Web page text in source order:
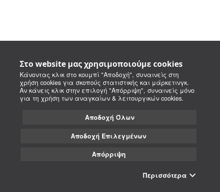
Στο website μας χρησιμοποιούμε cookies
Κάνοντας κλικ στο κουμπί "Αποδοχή", συναινείς στη
χρήση cookies για σκοπούς στατιστικής και μάρκετινγκ.
Αν κάνεις κλικ στην επιλογή "Απόρριψη", συναινείς μόνο
για τη χρήση των αναγκαίων & λειτουργικών cookies.
Αποδοχή Όλων
Αποδοχή Επιλεγμένων
Απόρριψη
Περισσότερα